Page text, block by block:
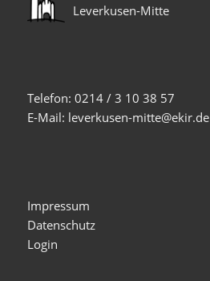
Leverkusen-Mitte
Telefon: 0214 / 3 10 38 57
E-Mail: leverkusen-mitte@ekir.de
Impressum
Datenschutz
Login